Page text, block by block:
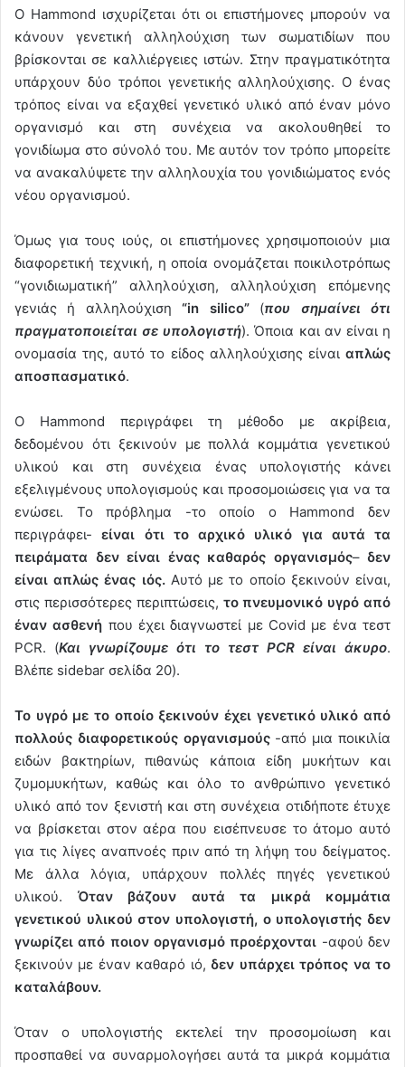
Ο Hammond ισχυρίζεται ότι οι επιστήμονες μπορούν να
κάνουν γενετική αλληλούχιση των σωματιδίων που
βρίσκονται σε καλλιέργειες ιστών. Στην πραγματικότητα
υπάρχουν δύο τρόποι γενετικής αλληλούχισης. Ο ένας
τρόπος είναι να εξαχθεί γενετικό υλικό από έναν μόνο
οργανισμό και στη συνέχεια να ακολουθηθεί το
γονιδίωμα στο σύνολό του. Με αυτόν τον τρόπο μπορείτε
να ανακαλύψετε την αλληλουχία του γονιδιώματος ενός
νέου οργανισμού.
Όμως για τους ιούς, οι επιστήμονες χρησιμοποιούν μια
διαφορετική τεχνική, η οποία ονομάζεται ποικιλοτρόπως
“γονιδιωματική” αλληλούχιση, αλληλούχιση επόμενης
γενιάς ή αλληλούχιση“in silico”(που σημαίνει ότι
πραγματοποιείται σε υπολογιστή). Όποια και αν είναι η
ονομασία της, αυτό το είδος αλληλούχισης είναι απλώς
αποσπασματικό.
Ο Hammond περιγράφει τη μέθοδο με ακρίβεια,
δεδομένου ότι ξεκινούν με πολλά κομμάτια γενετικού
υλικού και στη συνέχεια ένας υπολογιστής κάνει
εξελιγμένους υπολογισμούς και προσομοιώσεις για να τα
ενώσει. Το πρόβλημα -το οποίο ο Hammond δεν
περιγράφει- είναι ότι το αρχικό υλικό για αυτά τα
πειράματα δεν είναι ένας καθαρός οργανισμός– δεν
είναι απλώς ένας ιός. Αυτό με το οποίο ξεκινούν είναι,
στις περισσότερες περιπτώσεις, το πνευμονικό υγρό από
έναν ασθενή που έχει διαγνωστεί με Covid με ένα τεστ
PCR. (Και γνωρίζουμε ότι το τεστ PCR είναι άκυρο.
Βλέπε sidebar σελίδα 20).
Το υγρό με το οποίο ξεκινούν έχει γενετικό υλικό από
πολλούς διαφορετικούς οργανισμούς-από μια ποικιλία
ειδών βακτηρίων, πιθανώς κάποια είδη μυκήτων και
ζυμομυκήτων, καθώς και όλο το ανθρώπινο γενετικό
υλικό από τον ξενιστή και στη συνέχεια οτιδήποτε έτυχε
να βρίσκεται στον αέρα που εισέπνευσε το άτομο αυτό
για τις λίγες αναπνοές πριν από τη λήψη του δείγματος.
Με άλλα λόγια, υπάρχουν πολλές πηγές γενετικού
υλικού. Όταν βάζουν αυτά τα μικρά κομμάτια
γενετικού υλικού στον υπολογιστή, ο υπολογιστής δεν
γνωρίζει από ποιον οργανισμό προέρχονται -αφού δεν
ξεκινούν με έναν καθαρό ιό,δεν υπάρχει τρόπος να το
καταλάβουν.
Όταν ο υπολογιστής εκτελεί την προσομοίωση και
προσπαθεί να συναρμολογήσει αυτά τα μικρά κομμάτια